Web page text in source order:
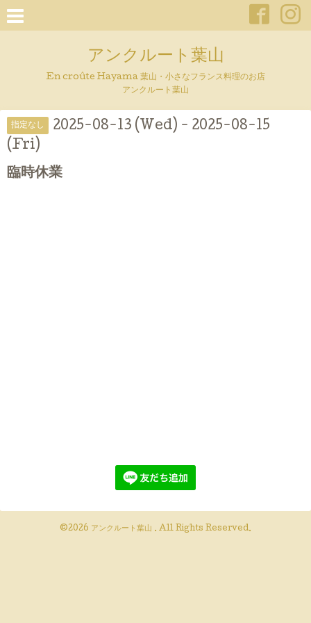
アンクルート葉山
En croûte Hayama 葉山・小さなフランス料理のお店
アンクルート葉山
指定なし
2025-08-13 (Wed) - 2025-08-15
(Fri)
臨時休業
©2026 アンクルート葉山 . All Rights Reserved.